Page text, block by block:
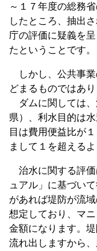
～１７年度の総務
したところ、抽出
庁の評価に疑義を
たということです。
しかし、公共事業
どまるものではあり
ダムに関しては、
県）、利水目的は
目は費用便益比が
まして１を超える
治水に関する評価
ュアル」に基づい
があれば堤防が流
想定しており、マ
金額になります。
流れ出しますから